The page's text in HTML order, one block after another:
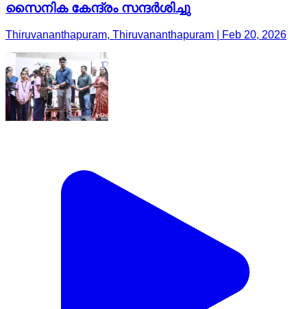
സൈനിക കേന്ദ്രം സന്ദർശിച്ചു
Thiruvananthapuram, Thiruvananthapuram | Feb 20, 2026